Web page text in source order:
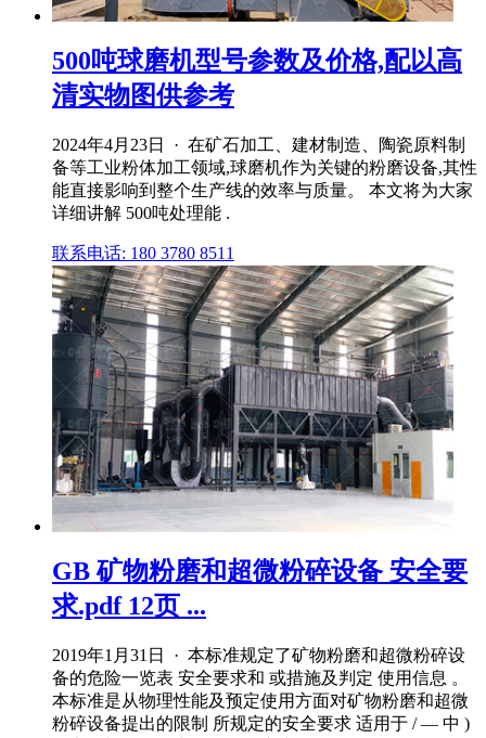
500吨球磨机型号参数及价格,配以高
清实物图供参考
2024年4月23日 · 在矿石加工、建材制造、陶瓷原料制
备等工业粉体加工领域,球磨机作为关键的粉磨设备,其性
能直接影响到整个生产线的效率与质量。 本文将为大家
详细讲解 500吨处理能 .
联系电话: 180 3780 8511
GB 矿物粉磨和超微粉碎设备 安全要
求.pdf 12页 ...
2019年1月31日 · 本标准规定了矿物粉磨和超微粉碎设
备的危险一览表 安全要求和 或措施及判定 使用信息 。
本标准是从物理性能及预定使用方面对矿物粉磨和超微
粉碎设备提出的限制 所规定的安全要求 适用于 / — 中 )